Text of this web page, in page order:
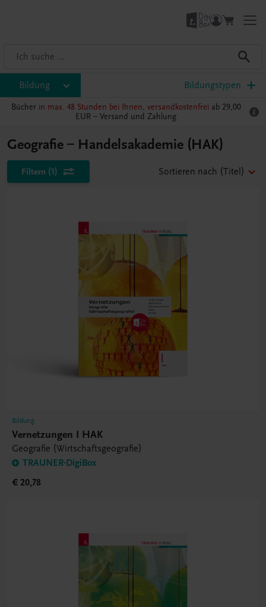
Bildung Bildungstypen
Bücher in max. 48 Stunden bei Ihnen, versandkostenfrei ab 29,00
EUR – Versand und Zahlung
Geografie – Handelsakademie (HAK)
Filtern (1) Sortieren nach (Titel)
Bildung
Vernetzungen I HAK
Geografie (Wirtschaftsgeografie)
TRAUNER-DigiBox
€ 20,78